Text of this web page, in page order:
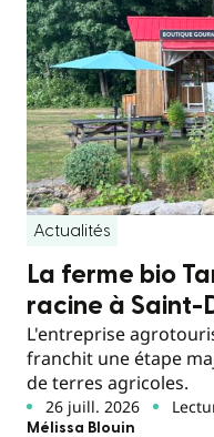
Actualités
La ferme bio
racine à Saint-
L'entreprise
franchit une étape
de terres agricoles.
26 juill. 2026
Mélissa Blouin